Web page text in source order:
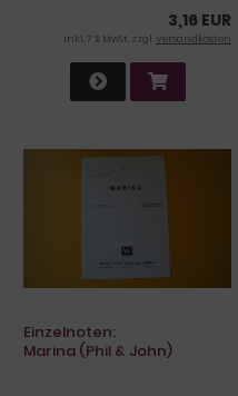
3,16 EUR
inkl. 7 % MwSt. zzgl.Versandkosten
Einzelnoten:
Marina (Phil & John)